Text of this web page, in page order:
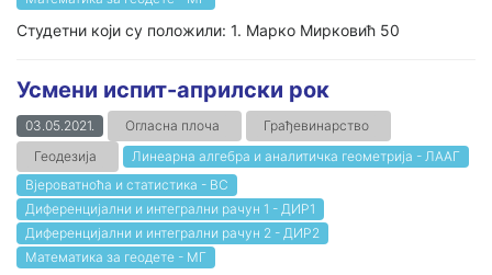
Студетни који су положили: 1. Марко Мирковић 50
Усмени испит-априлски рок
03.05.2021. Огласна плоча
Грађевинарство
Геодезија
Линеарна алгебра и аналитичка геометрија - ЛААГ
Вјероватноћа и статистика - ВС
Диференцијални и интегрални рачун 1 - ДИР1
Диференцијални и интегрални рачун 2 - ДИР2
Математика за геодете - МГ